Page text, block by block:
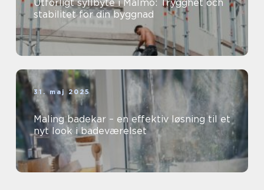
Utförligt syllbyte i Malmö: Trygghet och
stabilitet för din byggnad
31. maj 2025
Maling badekar – en effektiv løsning til et
nyt look i badeværelset